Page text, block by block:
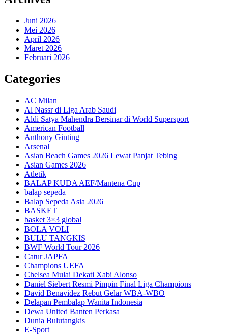
Juni 2026
Mei 2026
April 2026
Maret 2026
Februari 2026
Categories
AC Milan
Al Nassr di Liga Arab Saudi
Aldi Satya Mahendra Bersinar di World Supersport
American Football
Anthony Ginting
Arsenal
Asian Beach Games 2026 Lewat Panjat Tebing
Asian Games 2026
Atletik
BALAP KUDA AEF/Mantena Cup
balap sepeda
Balap Sepeda Asia 2026
BASKET
basket 3×3 global
BOLA VOLI
BULU TANGKIS
BWF World Tour 2026
Catur JAPFA
Champions UEFA
Chelsea Mulai Dekati Xabi Alonso
Daniel Siebert Resmi Pimpin Final Liga Champions
David Benavidez Rebut Gelar WBA-WBO
Delapan Pembalap Wanita Indonesia
Dewa United Banten Perkasa
Dunia Bulutangkis
E-Sport